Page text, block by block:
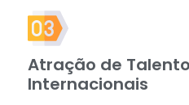
Atração de
Internacionais